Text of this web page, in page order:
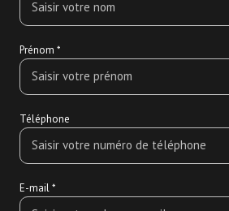
Prénom *
Téléphone
E-mail *